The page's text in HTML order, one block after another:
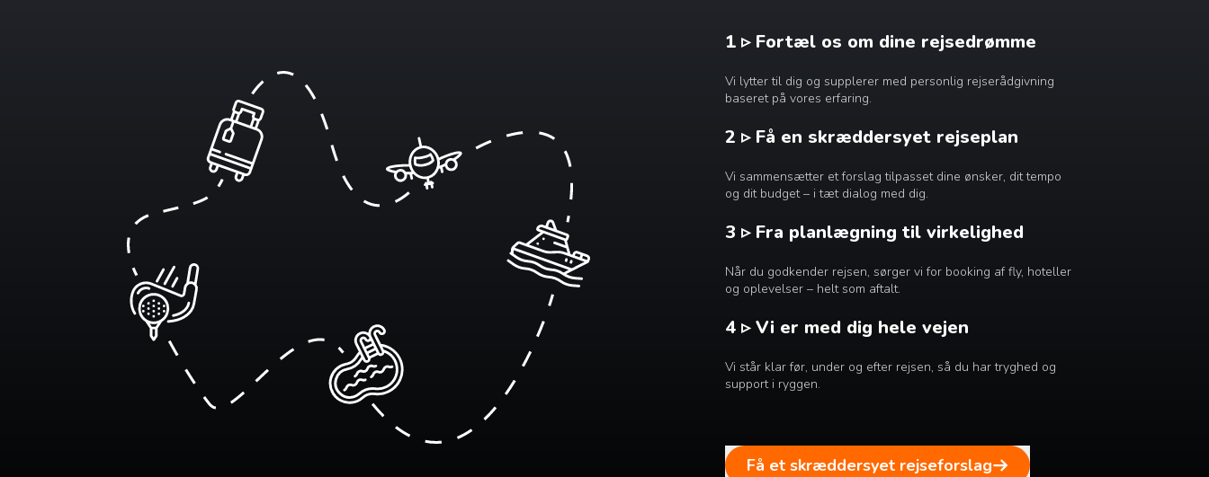
1 ▹ Fortæl os om dine rejsedrømme
Vi lytter til dig og supplerer med personlig rejserådgivning
baseret på vores erfaring.
2 ▹ Få en skræddersyet rejseplan
Vi sammensætter et forslag tilpasset dine ønsker, dit tempo
og dit budget – i tæt dialog med dig.
3 ▹ Fra planlægning til virkelighed
Når du godkender rejsen, sørger vi for booking af fly, hoteller
og oplevelser – helt som aftalt.
4 ▹ Vi er med dig hele vejen
Vi står klar før, under og efter rejsen, så du har tryghed og
support i ryggen.
Få et skræddersyet rejseforslag